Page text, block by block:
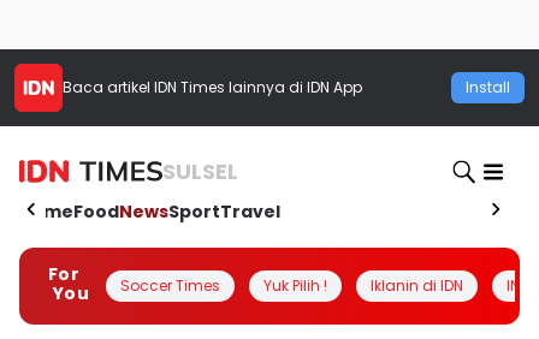
Baca artikel IDN Times lainnya di IDN App Install
SULSEL
HomeFoodNewsSportTravel
For
You
Soccer Times Yuk Pilih ! Iklanin di IDN